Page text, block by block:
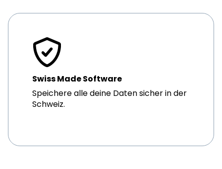
Swiss Made Software
Speichere alle deine Daten sicher in der
Schweiz.